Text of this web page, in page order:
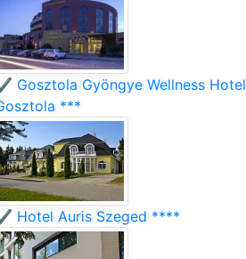
Gosztola Gyöngye Wellness Hotel
***
Hotel Auris Szeged ****